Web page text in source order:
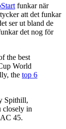
funkar när
att det funkar
ser ut bland de
det nog för
the best
World
the top 6
Spithill,
closely in
45.